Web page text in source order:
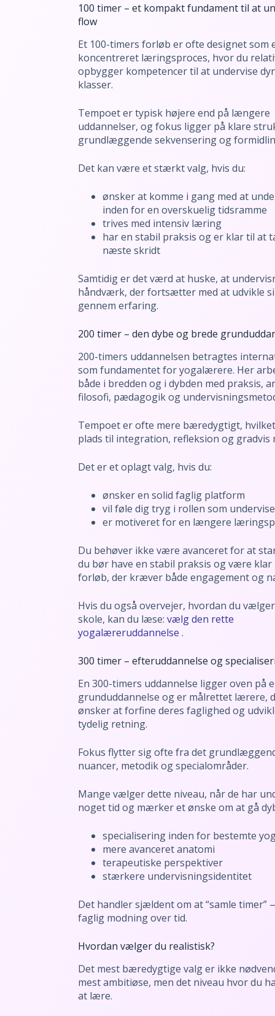
100 timer – et kompakt fundament til at
flow
Et 100-timers forløb er ofte designet som
koncentreret læringsproces, hvor du
opbygger kompetencer til at undervise
klasser.
Tempoet er typisk højere end på længere
uddannelser, og fokus ligger på klare
grundlæggende sekvensering og
Det kan være et stærkt valg, hvis du:
ønsker at komme i gang med at
inden for en overskuelig tidsramme
trives med intensiv læring
har en stabil praksis og er klar til at
næste skridt
Samtidig er det værd at huske, at
håndværk, der fortsætter med at udvikle
gennem erfaring.
200 timer – den dybe og brede
200-timers uddannelsen betragtes
som fundamentet for yogalærere. Her
både i bredden og i dybden med praksis,
filosofi, pædagogik og
Tempoet er ofte mere bæredygtigt,
plads til integration, refleksion og gradvis
Det er et oplagt valg, hvis du:
ønsker en solid faglig platform
vil føle dig tryg i rollen som
er motiveret for en længere
Du behøver ikke være avanceret for at
du bør have en stabil praksis og være klar
forløb, der kræver både engagement og
Hvis du også overvejer, hvordan du
skole, kan du læse: vælg den rette
yogalæreruddannelse .
300 timer – efteruddannelse og
En 300-timers uddannelse ligger oven på
grunduddannelse og er målrettet lærere,
ønsker at forfine deres faglighed og
tydelig retning.
Fokus flytter sig ofte fra det
nuancer, metodik og specialområder.
Mange vælger dette niveau, når de har
noget tid og mærker et ønske om at gå
specialisering inden for bestemte
mere avanceret anatomi
terapeutiske perspektiver
stærkere undervisningsidentitet
Det handler sjældent om at “samle timer”
faglig modning over tid.
Hvordan vælger du realistisk?
Det mest bæredygtige valg er ikke
mest ambitiøse, men det niveau hvor du
at lære.